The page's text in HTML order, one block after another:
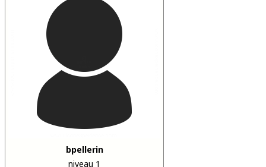
bpellerin
niveau 1